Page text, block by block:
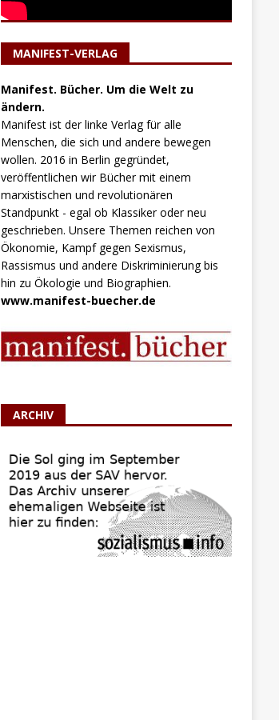
MANIFEST-VERLAG
Manifest. Bücher. Um die Welt zu
ändern.
Manifest ist der linke Verlag für alle
Menschen, die sich und andere bewegen
wollen. 2016 in Berlin gegründet,
veröffentlichen wir Bücher mit einem
marxistischen und revolutionären
Standpunkt - egal ob Klassiker oder neu
geschrieben. Unsere Themen reichen von
Ökonomie, Kampf gegen Sexismus,
Rassismus und andere Diskriminierung bis
hin zu Ökologie und Biographien.
www.manifest-buecher.de
ARCHIV